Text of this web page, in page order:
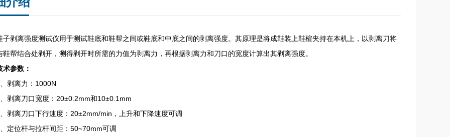
离强度测试仪用于测试鞋底和鞋帮之间或鞋底和中底之间的剥离强度。其原理是将成鞋装上鞋楦夹持在本机上，以剥离刀将
鞋帮结合处剥开，测得剥开时所需的力值为剥离力，再根据剥离力和刀口的宽度计算出其剥离强度。
术参数：
离力：1000N
离刀口宽度：20±0.2mm和10±0.1mm
刀口下行速度：20±2mm/min，上升和下降速度可调
位杆与拉杆间距：50~70mm可调